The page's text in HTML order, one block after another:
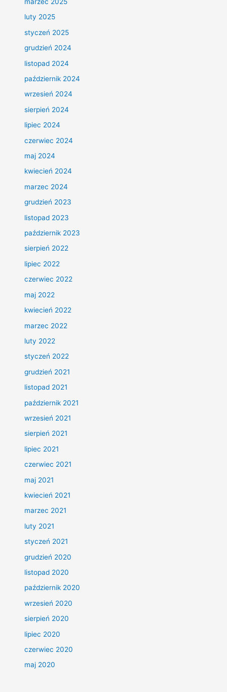
luty 2025
styczeń 2025
grudzień 2024
listopad 2024
październik 2024
wrzesień 2024
sierpień 2024
lipiec 2024
czerwiec 2024
maj 2024
kwiecień 2024
marzec 2024
grudzień 2023
listopad 2023
październik 2023
sierpień 2022
lipiec 2022
czerwiec 2022
maj 2022
kwiecień 2022
marzec 2022
luty 2022
styczeń 2022
grudzień 2021
listopad 2021
październik 2021
wrzesień 2021
sierpień 2021
lipiec 2021
czerwiec 2021
maj 2021
kwiecień 2021
marzec 2021
luty 2021
styczeń 2021
grudzień 2020
listopad 2020
październik 2020
wrzesień 2020
sierpień 2020
lipiec 2020
czerwiec 2020
maj 2020